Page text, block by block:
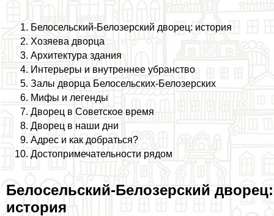
Белосельский-Белозерский дворец: история
Хозяева дворца
Архитектура здания
Интерьеры и внутреннее убранство
Залы дворца Белосельских-Белозерских
Мифы и легенды
Дворец в Советское время
Дворец в наши дни
Адрес и как добраться?
Достопримечательности рядом
Белосельский-Белозерский дворец:
история